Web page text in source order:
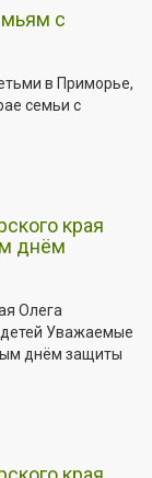
с
в Приморье,
семьи с
края
днём
Олега
Уважаемые
днём защиты